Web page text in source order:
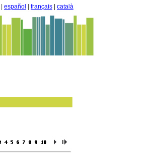
español français català